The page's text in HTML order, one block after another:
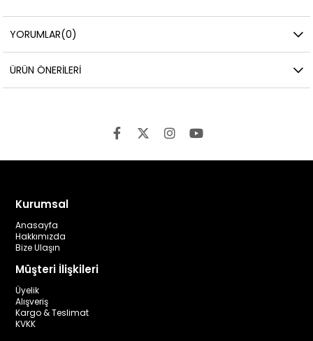
YORUMLAR(0)
ÜRÜN ÖNERILERI
Kurumsal
Anasayfa
Hakkımızda
Bize Ulaşın
Müşteri İlişkileri
Üyelik
Alışveriş
Kargo & Teslimat
KVKK